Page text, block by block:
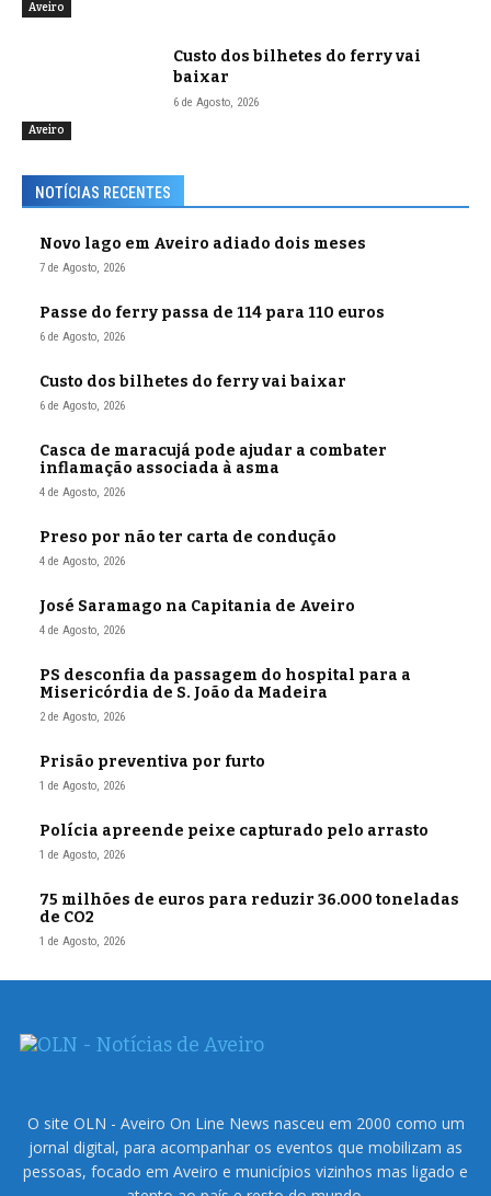
Aveiro
Aveiro
Custo dos bilhetes do ferry vai
baixar
6 de Agosto, 2026
NOTÍCIAS RECENTES
Novo lago em Aveiro adiado dois meses
7 de Agosto, 2026
Passe do ferry passa de 114 para 110 euros
6 de Agosto, 2026
Custo dos bilhetes do ferry vai baixar
6 de Agosto, 2026
Casca de maracujá pode ajudar a combater
inflamação associada à asma
4 de Agosto, 2026
Preso por não ter carta de condução
4 de Agosto, 2026
José Saramago na Capitania de Aveiro
4 de Agosto, 2026
PS desconfia da passagem do hospital para a
Misericórdia de S. João da Madeira
2 de Agosto, 2026
Prisão preventiva por furto
1 de Agosto, 2026
Polícia apreende peixe capturado pelo arrasto
1 de Agosto, 2026
75 milhões de euros para reduzir 36.000 toneladas
de CO2
1 de Agosto, 2026
O site OLN - Aveiro On Line News nasceu em 2000 como um
jornal digital, para acompanhar os eventos que mobilizam as
pessoas, focado em Aveiro e municípios vizinhos mas ligado e